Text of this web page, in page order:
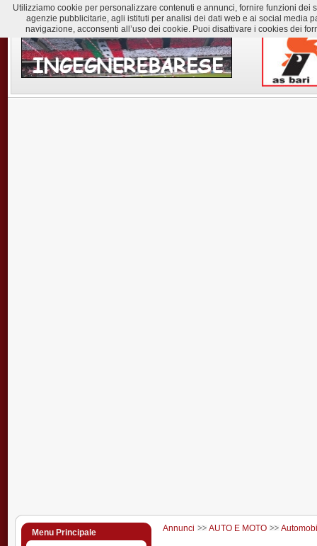
Menu Principale
Annunci AUTO E MOTO
Utilizziamo cookie per personalizzare contenuti e annunci, fornire funzioni
agenzie pubblicitarie, agli istituti per analisi dei dati web e ai social media
navigazione, acconsenti all’uso dei cookie. Puoi disattivare i cookies dei